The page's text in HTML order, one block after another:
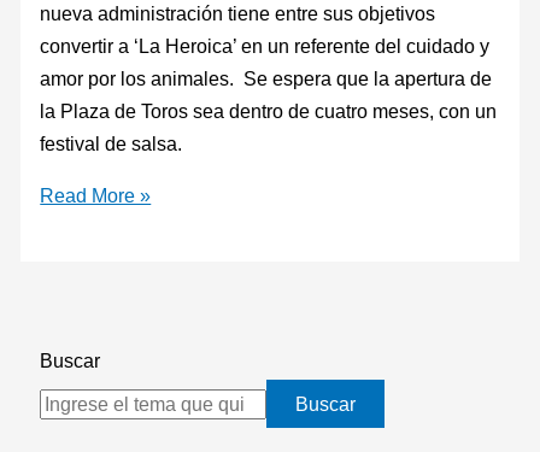
nueva administración tiene entre sus objetivos
convertir a ‘La Heroica’ en un referente del cuidado y
amor por los animales. Se espera que la apertura de
la Plaza de Toros sea dentro de cuatro meses, con un
festival de salsa.
Read More »
Buscar
Buscar